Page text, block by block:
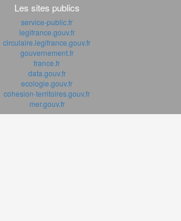
Les sites publics
service-public.fr
legifrance.gouv.fr
circulaire.legifrance.gouv.fr
gouvernement.fr
france.fr
data.gouv.fr
ecologie.gouv.fr
cohesion-territoires.gouv.fr
mer.gouv.fr